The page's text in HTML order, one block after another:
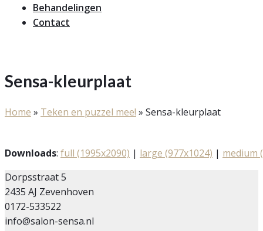
Behandelingen
Contact
Sensa-kleurplaat
Home » Teken en puzzel mee! » Sensa-kleurplaat
Downloads: full (1995x2090) | large (977x1024) | medium
Dorpsstraat 5
2435 AJ Zevenhoven
0172-533522
info@salon-sensa.nl